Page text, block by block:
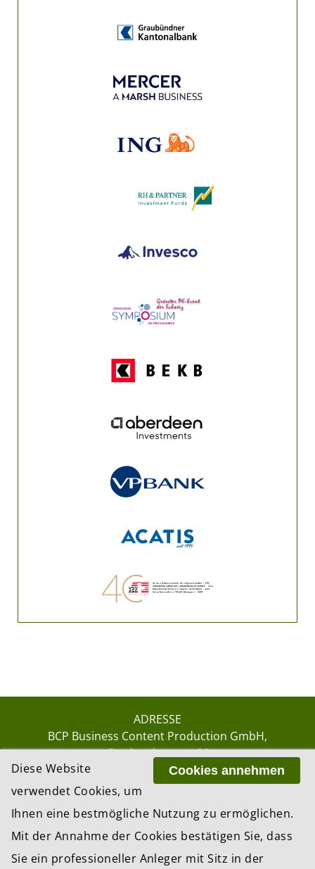
ADRESSE
BCP Business Content Production GmbH
Gotthardstrasse 38
8002 Zürich
© 2026 by BCP Business Content Production
GmbH, Zürich – Switzerland
Website by update AG, Zurich
Cookies annehmen
Diese Website
verwendet Cookies, um
Ihnen eine bestmögliche Nutzung zu ermöglichen.
Mit der Annahme der Cookies bestätigen Sie, dass
Sie ein professioneller Anleger mit Sitz in der